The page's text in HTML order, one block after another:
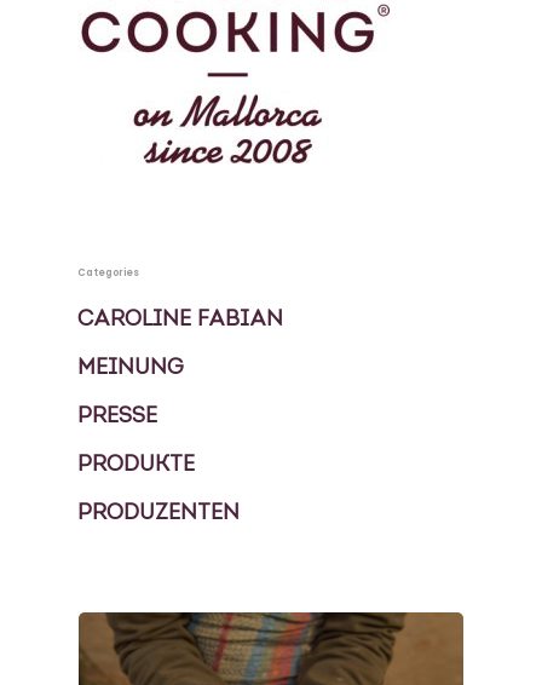
Categories
CAROLINE FABIAN
MEINUNG
PRESSE
PRODUKTE
PRODUZENTEN
Private Cooking
Mallorca
KOCHBUCH
PRESSE & MEDIEN